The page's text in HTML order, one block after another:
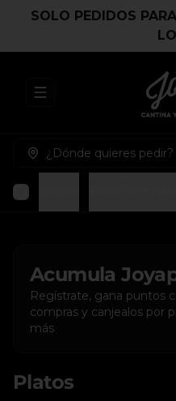
SOLO PEDIDOS
Abrir menu de
¿Dónde quieres pedir?
Acumula
Regístrate, gana puntos
compras y canjealos por
más
Platos